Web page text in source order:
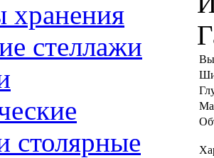
хранения
стеллажи
столярные